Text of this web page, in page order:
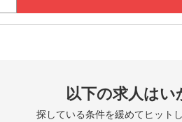
以下の求人はい
探している条件を緩めてヒット